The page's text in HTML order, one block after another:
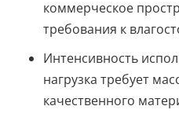
коммерческое
требования к
Интенсивность
нагрузка требует
качественного